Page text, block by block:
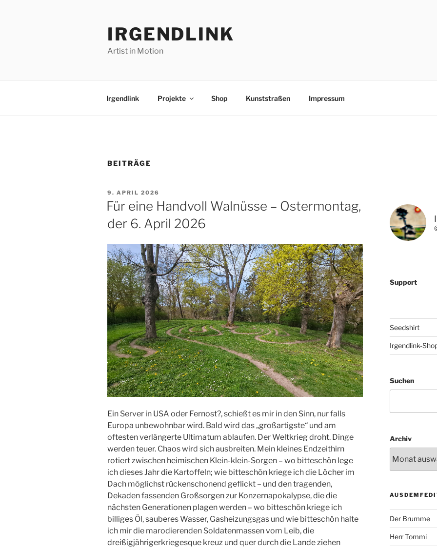
IRGENDLINK
Artist in Motion
Irgendlink Projekte Shop Kunststraßen Impressum
BEITRÄGE
VERÖFFENTLICHT
AM
9. APRIL 2026
Für eine Handvoll Walnüsse – Ostermontag,
der 6. April 2026
Ein Server in USA oder Fernost?, schießt es mir in den Sinn, nur falls
Europa unbewohnbar wird. Bald wird das „großartigste“ und am
oftesten verlängerte Ultimatum ablaufen. Der Weltkrieg droht. Dinge
werden teuer. Chaos wird sich ausbreiten. Mein kleines Endzeithirn
rotiert zwischen heimischen Klein-klein-Sorgen – wo bitteschön lege
ich dieses Jahr die Kartoffeln; wie bitteschön kriege ich die Löcher im
Dach möglichst rückenschonend geflickt – und den tragenden,
Dekaden fassenden Großsorgen zur Konzernapokalypse, die die
nächsten Generationen plagen werden – wo bitteschön kriege ich
billiges Öl, sauberes Wasser, Gasheizungsgas und wie bitteschön halte
ich mir die marodierenden Soldatenmassen vom Leib, die
dreißigjährigerkriegesque kreuz und quer durch die Lande ziehen
Support
Seedshirt
Irgendlink-
Suchen
Archiv
Der Brumme
Herr Tommi